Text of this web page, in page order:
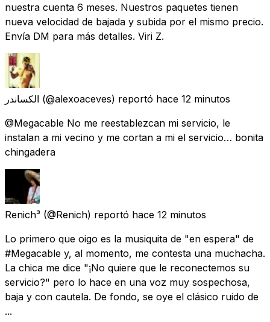
nuestra cuenta 6 meses. Nuestros paquetes tienen
nueva velocidad de bajada y subida por el mismo precio.
Envía DM para más detalles. Viri Z.
الکساندر (@alexoaceves) reportó hace 12 minutos
@Megacable No me reestablezcan mi servicio, le
instalan a mi vecino y me cortan a mi el servicio… bonita
chingadera
Renich³ (@Renich) reportó hace 12 minutos
Lo primero que oigo es la musiquita de "en espera" de
#Megacable y, al momento, me contesta una muchacha.
La chica me dice "¡No quiere que le reconectemos su
servicio?" pero lo hace en una voz muy sospechosa,
baja y con cautela. De fondo, se oye el clásico ruido de
...